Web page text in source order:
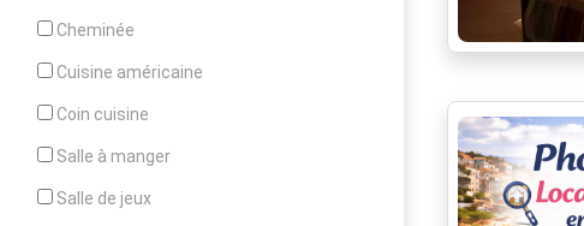
Cheminée
Cuisine américaine
Coin cuisine
Salle à manger
Salle de jeux